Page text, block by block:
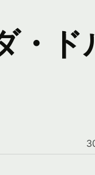
・ド